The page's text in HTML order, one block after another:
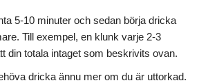
5-10 minuter och sedan börja dricka
Till exempel, en klunk varje 2-3
din totala intaget som beskrivits ovan.
dricka ännu mer om du är uttorkad.